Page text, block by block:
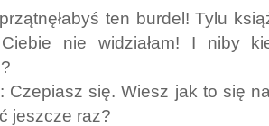
ten burdel! Tylu
nie widziałam! I niby
Czepiasz się. Wiesz jak to się
jeszcze raz?